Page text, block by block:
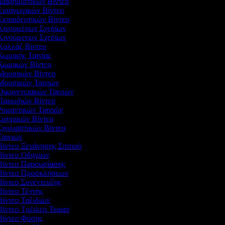
Βίντεο
Βίντεο
Σχεδίων
Σχεδίων
Βίντεο
Ταινίας
Βίντεο
Βίντεο
Ταινιών
Ταινιών
Βίντεο
Ταινιών
Βίντεο
Βίντεο
Ξενάγησης Σπιτιού
Οδηγιών
Παρουσίασης
Προσκλήσεων
Συνέντευξης
Τέχνης
Ταξιδιών
Τρέιλερ Teaser
Φύσης